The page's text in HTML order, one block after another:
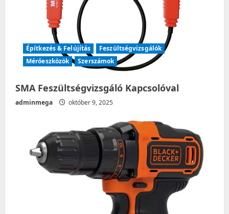
Építkezés & Felújítás
Feszültségvizsgálók
Mérőeszközök
Szerszámok
SMA Feszültségvizsgáló Kapcsolóval
adminmega október 9, 2025